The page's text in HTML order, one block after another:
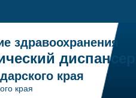
здравоохранения
диспансер»
края
края